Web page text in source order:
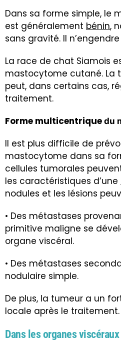
Dans sa forme simple, le
est généralement bénin,
sans gravité. Il
La race de chat Siamois
mastocytome cutané. La
peut, dans certains cas,
traitement.
Forme multicentrique du
Il est plus difficile de
mastocytome dans sa
cellules tumorales
les caractéristiques d’une
nodules et les lésions
• Des métastases
primitive maligne se
organe viscéral.
• Des métastases
nodulaire simple.
De plus, la tumeur a un
locale après le traitement.
Dans les organes viscéraux